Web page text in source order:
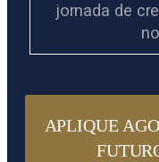
jornada de
APLIQUE